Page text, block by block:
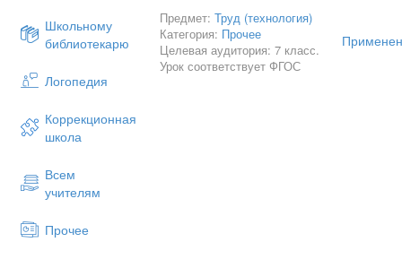
Школьному
библиотекарю
Логопедия
Коррекционная
школа
Всем
учителям
Прочее
Предмет:Труд (технология)
Категория: Прочее
Целевая аудитория: 7 класс.
Урок соответствует ФГОС